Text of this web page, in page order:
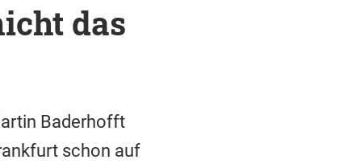
das
Baderhofft
schon auf